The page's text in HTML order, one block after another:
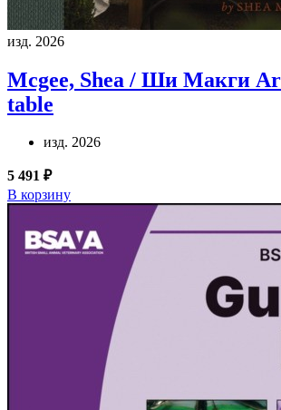
изд. 2026
Mcgee, Shea / Ши Макги
table
изд. 2026
5 491 ₽
В корзину